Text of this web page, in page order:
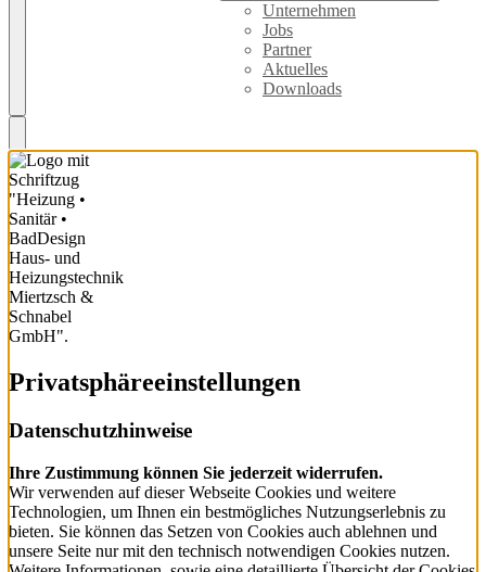
Unternehmen
Jobs
Partner
Aktuelles
Downloads
Privatsphäre­einstellungen
Datenschutzhinweise
Ihre Zustimmung können Sie jederzeit widerrufen.
Wir verwenden auf dieser Webseite Cookies und weitere
Technologien, um Ihnen ein bestmögliches Nutzungserlebnis zu
bieten. Sie können das Setzen von Cookies auch ablehnen und
unsere Seite nur mit den technisch notwendigen Cookies nutzen.